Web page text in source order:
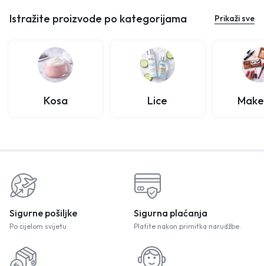
Istražite proizvode po kategorijama Prikaži sve
Kosa Lice
Sigurne pošiljke
Po cijelom svijetu
Sigurna plaćanja
Platite nakon primitka narudžbe.